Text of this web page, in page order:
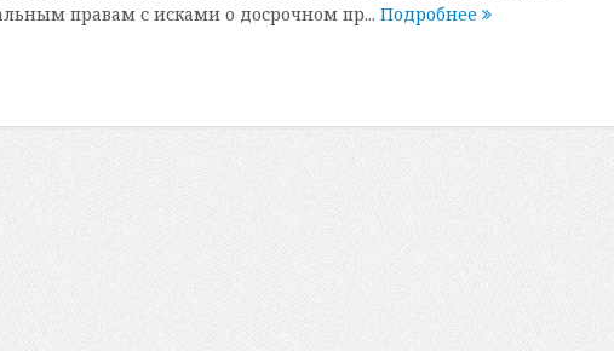
правам с исками о досрочном пр... Подробнее